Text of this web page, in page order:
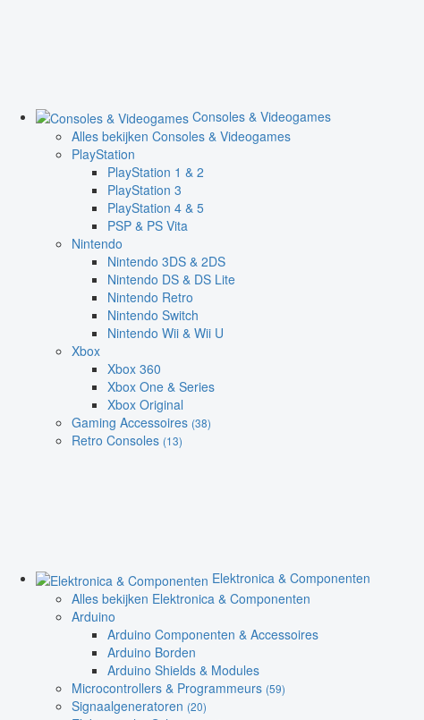
Consoles & Videogames
Alles bekijken Consoles & Videogames
PlayStation
PlayStation 1 & 2
PlayStation 3
PlayStation 4 & 5
PSP & PS Vita
Nintendo
Nintendo 3DS & 2DS
Nintendo DS & DS Lite
Nintendo Retro
Nintendo Switch
Nintendo Wii & Wii U
Xbox
Xbox 360
Xbox One & Series
Xbox Original
Gaming Accessoires (38)
Retro Consoles (13)
Elektronica & Componenten
Alles bekijken Elektronica & Componenten
Arduino
Arduino Componenten & Accessoires
Arduino Borden
Arduino Shields & Modules
Microcontrollers & Programmeurs (59)
Signaalgeneratoren (20)